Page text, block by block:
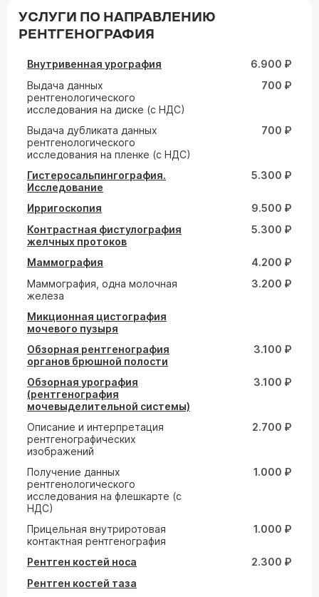
УСЛУГИ ПО НАПРАВЛЕНИЮ
РЕНТГЕНОГРАФИЯ
Внутривенная урография
6.900 ₽
Выдача данных
рентгенологического
исследования на диске (с НДС)
700 ₽
Выдача дубликата данных
рентгенологического
исследования на пленке (с НДС)
700 ₽
Гистеросальпингография.
Исследование
5.300 ₽
Ирригоскопия
9.500 ₽
Контрастная фистулография
желчных протоков
5.300 ₽
Маммография
4.200 ₽
Маммография, одна молочная
железа
3.200 ₽
Микционная цистография
мочевого пузыря
Обзорная рентгенография
органов брюшной полости
3.100 ₽
Обзорная урография
(рентгенография
мочевыделительной системы)
3.100 ₽
Описание и интерпретация
рентгенографических
изображений
2.700 ₽
Получение данных
рентгенологического
исследования на флешкарте (с
НДС)
1.000 ₽
Прицельная внутриротовая
контактная рентгенография
1.000 ₽
Рентген костей носа
2.300 ₽
Рентген костей таза